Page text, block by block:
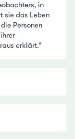
in
sie das Leben
Personen
erklärt.“